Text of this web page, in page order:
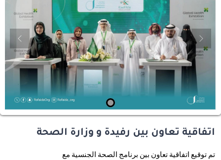
Next
اتفاقية تعاون بين رفيدة و وزارة الصحة
تم توقيع اتفاقية تعاون بين برنامج الصحة الجنسية مع